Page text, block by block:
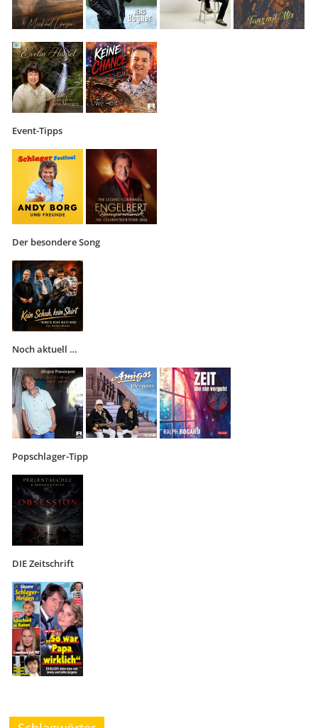
Event-Tipps
Der besondere Song
Noch aktuell …
Popschlager-Tipp
DIE Zeitschrift